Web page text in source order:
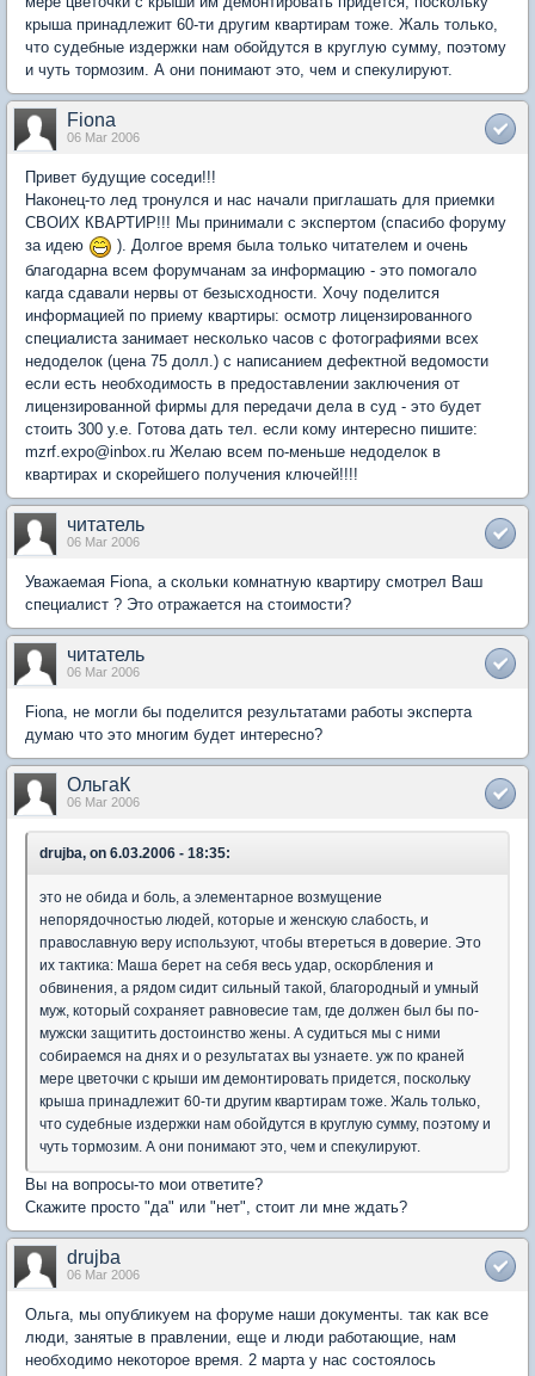
крыша принадлежит 60-ти другим квартирам тоже. Жаль только,
что судебные издержки нам обойдутся в круглую сумму, поэтому
и чуть тормозим. А они понимают это, чем и спекулируют.
Fiona
06 Mar 2006
Привет будущие соседи!!!
Наконец-то лед тронулся и нас начали приглашать для приемки
СВОИХ КВАРТИР!!! Мы принимали с экспертом (спасибо форуму
за идею
). Долгое время была только читателем и очень
благодарна всем форумчанам за информацию - это помогало
кагда сдавали нервы от безысходности. Хочу поделится
информацией по приему квартиры: осмотр лицензированного
специалиста занимает несколько часов с фотографиями всех
недоделок (цена 75 долл.) с написанием дефектной ведомости
если есть необходимость в предоставлении заключения от
лицензированной фирмы для передачи дела в суд - это будет
стоить 300 у.е. Готова дать тел. если кому интересно пишите:
mzrf.expo@inbox.ru Желаю всем по-меньше недоделок в
квартирах и скорейшего получения ключей!!!!
читатель
06 Mar 2006
Уважаемая Fiona, а скольки комнатную квартиру смотрел Ваш
специалист ? Это отражается на стоимости?
читатель
06 Mar 2006
Fiona, не могли бы поделится результатами работы эксперта
думаю что это многим будет интересно?
ОльгаК
06 Mar 2006
drujba, on 6.03.2006 - 18:35:
это не обида и боль, а элементарное возмущение
непорядочностью людей, которые и женскую слабость, и
православную веру используют, чтобы втереться в доверие. Это
их тактика: Маша берет на себя весь удар, оскорбления и
обвинения, а рядом сидит сильный такой, благородный и умный
муж, который сохраняет равновесие там, где должен был бы по-
мужски защитить достоинство жены. А судиться мы с ними
собираемся на днях и о результатах вы узнаете. уж по краней
мере цветочки с крыши им демонтировать придется, поскольку
крыша принадлежит 60-ти другим квартирам тоже. Жаль только,
что судебные издержки нам обойдутся в круглую сумму, поэтому и
чуть тормозим. А они понимают это, чем и спекулируют.
Вы на вопросы-то мои ответите?
Скажите просто "да" или "нет", стоит ли мне ждать?
drujba
06 Mar 2006
Ольга, мы опубликуем на форуме наши документы. так как все
люди, занятые в правлении, еще и люди работающие, нам
необходимо некоторое время. 2 марта у нас состоялось